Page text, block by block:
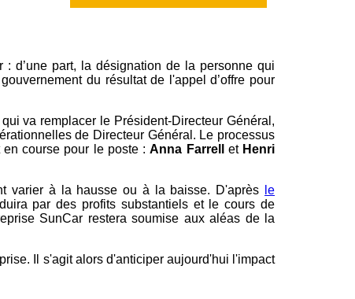
d’une part, la désignation de la personne qui
du résultat de l'appel d’offre pour
va remplacer le Président-Directeur Général,
de Directeur Général. Le processus
en course pour le poste :Anna Farrell et Henri
varier à la hausse ou à la baisse. D'après
le
par des profits substantiels et le cours de
SunCar restera soumise aux aléas de la
Il s'agit alors d'anticiper aujourd'hui l'impact